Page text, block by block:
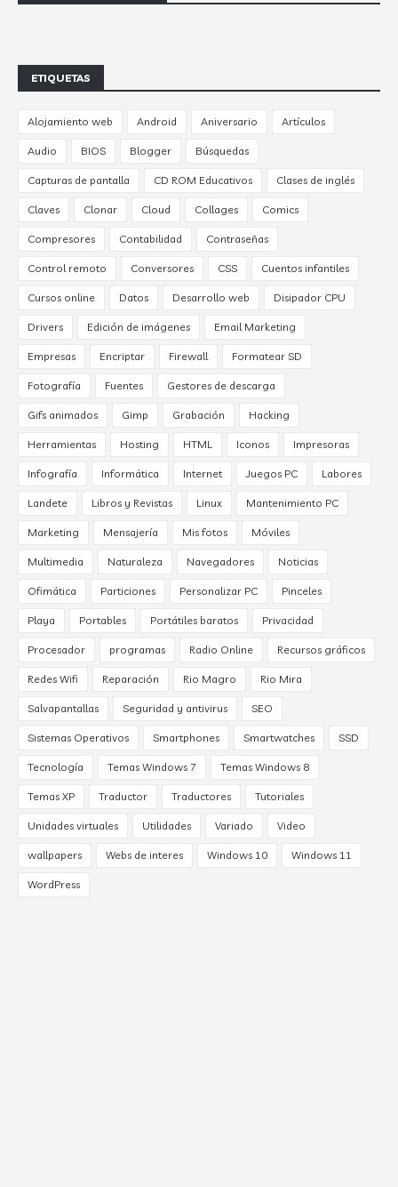
ETIQUETAS
Alojamiento web Android Aniversario Artículos
Audio BIOS Blogger Búsquedas
Capturas de pantalla CD ROM Educativos Clases de inglés
Claves Clonar Cloud Collages Comics
Compresores Contabilidad Contraseñas
Control remoto Conversores CSS Cuentos infantiles
Cursos online Datos Desarrollo web Disipador CPU
Drivers Edición de imágenes Email Marketing
Empresas Encriptar Firewall Formatear SD
Fotografía Fuentes Gestores de descarga
Gifs animados Gimp Grabación Hacking
Herramientas Hosting HTML Iconos Impresoras
Infografía Informática Internet Juegos PC Labores
Landete Libros y Revistas Linux Mantenimiento PC
Marketing Mensajería Mis fotos Móviles
Multimedia Naturaleza Navegadores Noticias
Ofimática Particiones Personalizar PC Pinceles
Playa Portables Portátiles baratos Privacidad
Procesador programas Radio Online Recursos gráficos
Redes Wifi Reparación Rio Magro Rio Mira
Salvapantallas Seguridad y antivirus SEO
Sistemas Operativos Smartphones Smartwatches SSD
Tecnología Temas Windows 7 Temas Windows 8
Temas XP Traductor Traductores Tutoriales
Unidades virtuales Utilidades Variado Video
wallpapers Webs de interes Windows 10 Windows 11
WordPress